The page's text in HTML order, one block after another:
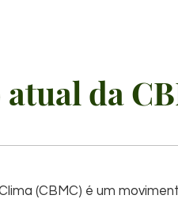
da
(CBMC) é um